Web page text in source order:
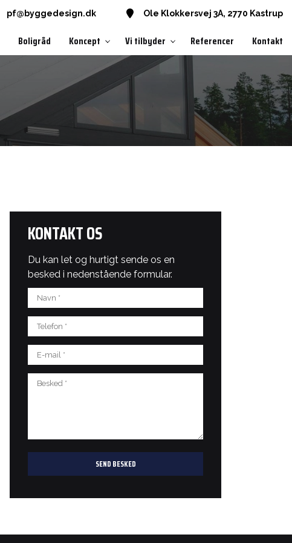
pf@byggedesign.dk Ole Klokkersvej 3A, 2770 Kastrup
Boligråd Koncept Vi tilbyder Referencer Kontakt
KONTAKT OS
Du kan let og hurtigt sende os en
besked i nedenstående formular.